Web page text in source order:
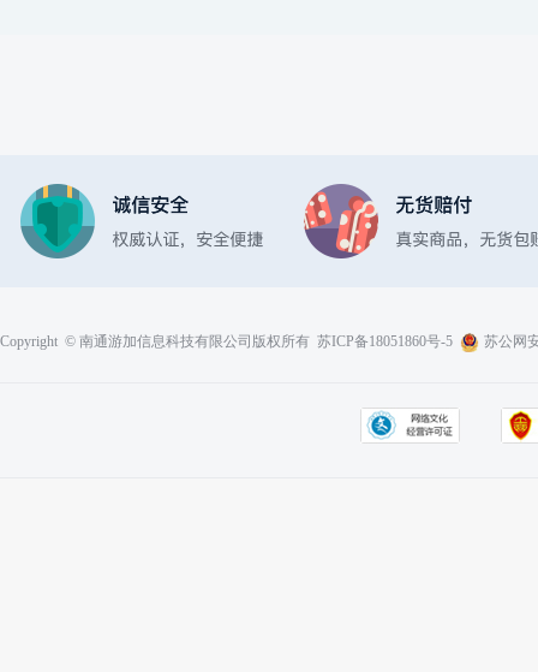
Copyright © 南通游加信息科技有限公司版权所有 苏ICP备18051860号-5 苏公网